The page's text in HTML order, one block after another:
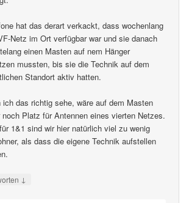
hat das derart verkackt, dass wochenlang
Netz im Ort verfügbar war und sie danach
einen Masten auf nem Hänger
mussten, bis sie die Technik auf dem
Standort aktiv hatten.
ich das richtig sehe, wäre auf dem Masten
noch Platz für Antennen eines vierten Netzes.
1&1 sind wir hier natürlich viel zu wenig
als dass die eigene Technik aufstellen
↓